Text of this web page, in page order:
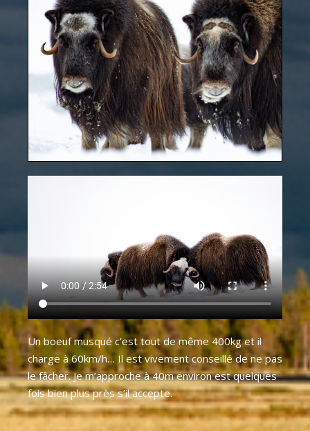
Un boeuf musqué c’est tout de même 400kg et il
charge à 60km/h… Il est vivement conseillé de ne pas
le fâcher. Je m’approche à 40m environ est quelques
fois bien plus près s’il accepte.